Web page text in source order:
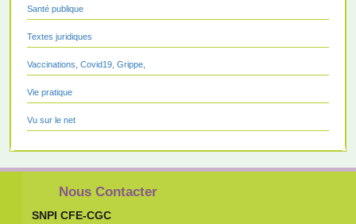
Santé publique
Textes juridiques
Vaccinations, Covid19, Grippe,
Vie pratique
Vu sur le net
Nous Contacter
SNPI CFE-CGC